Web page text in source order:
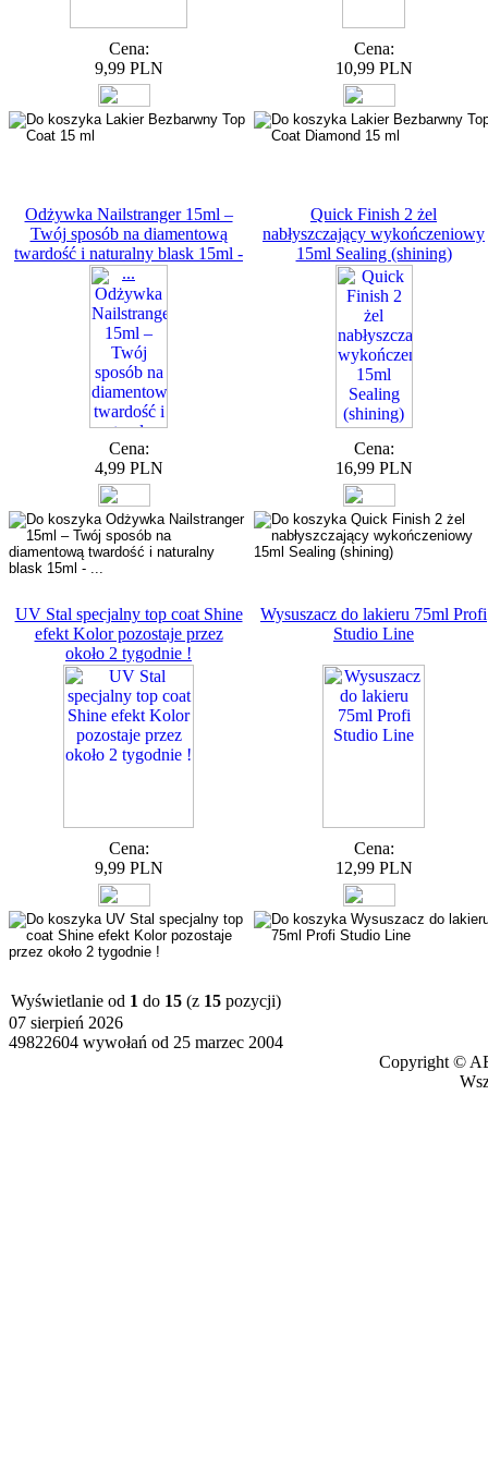
Cena:
9,99 PLN
Cena:
10,99 PLN
Odżywka Nailstranger 15ml –
Twój sposób na diamentową
twardość i naturalny blask 15ml -
...
Cena:
4,99 PLN
Quick Finish 2 żel
nabłyszczający wykończeniowy
15ml Sealing (shining)
Cena:
16,99 PLN
UV Stal specjalny top coat Shine
efekt Kolor pozostaje przez
około 2 tygodnie !
Cena:
9,99 PLN
Wysuszacz do lakieru 75ml Profi
Studio Line
Cena:
12,99 PLN
Wyświetlanie od 1 do 15 (z 15 pozycji)
07 sierpień 2026
49822604 wywołań od 25 marzec 2004
Copyright ©